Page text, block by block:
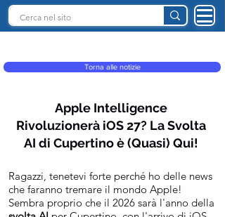
Torna alle notizie
Apple Intelligence
Rivoluzionerà iOS 27? La Svolta
AI di Cupertino è (Quasi) Qui!
Ragazzi, tenetevi forte perché ho delle news
che faranno tremare il mondo Apple!
Sembra proprio che il 2026 sarà l'anno della